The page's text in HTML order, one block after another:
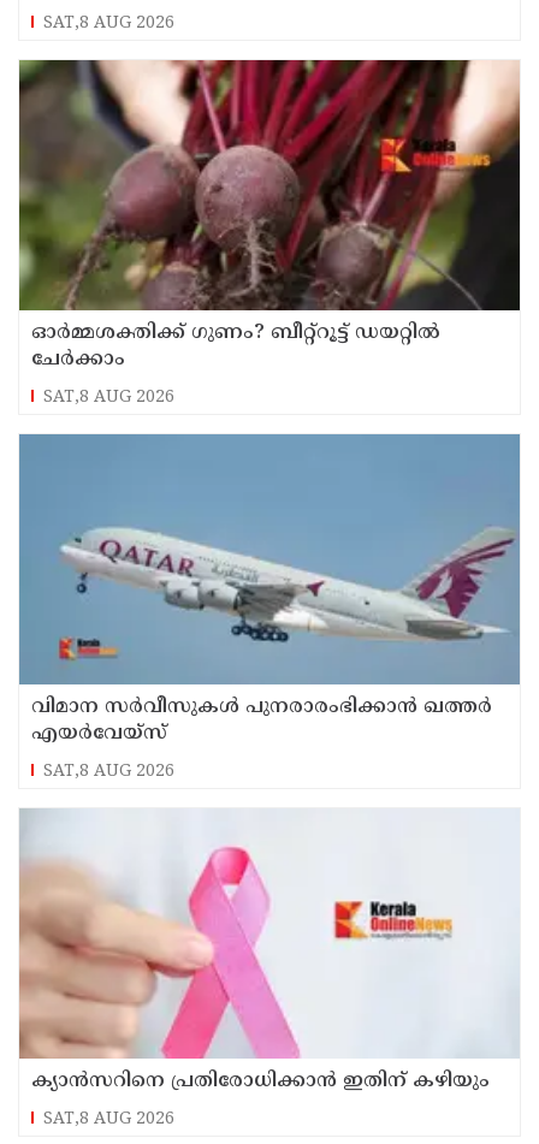
SAT,8 AUG 2026
ഓർമ്മശക്തിക്ക് ഗുണം? ബീറ്റ്‌റൂട്ട് ഡയറ്റിൽ
ചേർക്കാം
SAT,8 AUG 2026
വിമാന സര്‍വീസുകള്‍ പുനരാരംഭിക്കാന്‍ ഖത്തര്‍
എയര്‍വേയ്‌സ്
SAT,8 AUG 2026
ക്യാൻസറിനെ പ്രതിരോധിക്കാൻ ഇതിന് കഴിയും
SAT,8 AUG 2026